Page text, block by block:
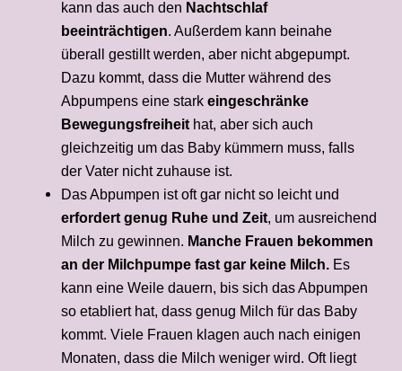
kann das auch den Nachtschlaf
beeinträchtigen. Außerdem kann beinahe
überall gestillt werden, aber nicht abgepumpt.
Dazu kommt, dass die Mutter während des
Abpumpens eine stark eingeschränke
Bewegungsfreiheit hat, aber sich auch
gleichzeitig um das Baby kümmern muss, falls
der Vater nicht zuhause ist.
Das Abpumpen ist oft gar nicht so leicht und
erfordert genug Ruhe und Zeit, um ausreichend
Milch zu gewinnen. Manche Frauen bekommen
an der Milchpumpe fast gar keine Milch. Es
kann eine Weile dauern, bis sich das Abpumpen
so etabliert hat, dass genug Milch für das Baby
kommt. Viele Frauen klagen auch nach einigen
Monaten, dass die Milch weniger wird. Oft liegt